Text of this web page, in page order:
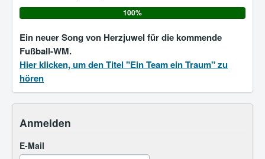
100%
Ein neuer Song von Herzjuwel für die kommende
Fußball-WM.
Hier klicken, um den Titel "Ein Team ein Traum" zu
hören
Anmelden
E-Mail